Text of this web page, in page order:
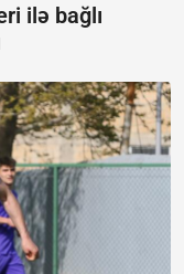
ilə bağlı